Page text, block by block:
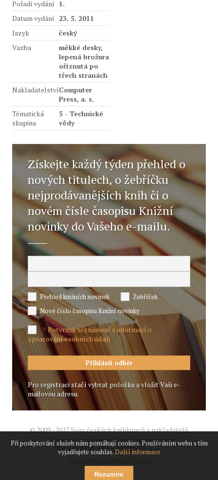
Pořadí vydání 1.
Datum vydání 23. 5. 2011
Jazyk
český
Vazba
měkké desky,
lepená brožura
oříznutá po
třech stranách
NakladatelstvíComputer
Press, a. s.
Tématická
skupina
5 - Technické
vědy
Získejte každý týden přehled o
nových titulech, o žebříčku
nejprodávanějších knih či o
novém čísle časopisu Knižní
novinky do Vašeho e-mailu.
Přehled knižních novinek
Žebříček
Nové číslo časopisu Knižní novinky
*Potvrzuji seznámení s informací o
zpracování osobních údajů
Pro registraci stačí vybrat položku a vložit Vaši e-
mailovou adresu.
© 2009 - 2017 Svaz českých knihkupců a nakladatelů
Webové stránky vytvořilo reklamní studio
JIROUT REKLANÍ AGENTURA s.r.o.
Zpracování osobních údajů
Při poskytování služeb nám pomáhají cookies. Používáním webu s tím
vyjadřujete souhlas.Další informace
Rozumím